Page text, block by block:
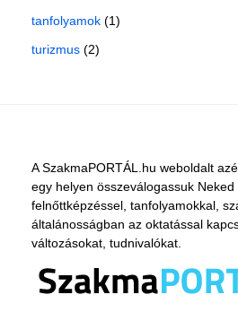
tanfolyamok (1)
turizmus (2)
A SzakmaPORTÁL.hu weboldalt
egy helyen összeválogassuk Neked
felnőttképzéssel, tanfolyamokkal,
általánosságban az oktatással
változásokat, tudnivalókat.